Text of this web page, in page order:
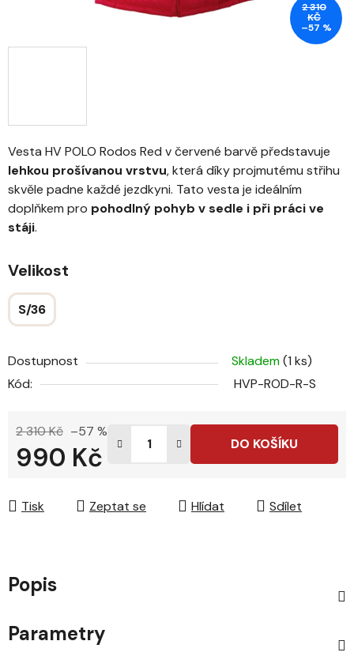
Vesta HV POLO Rodos Red v červené barvě představuje
lehkou prošívanou vrstvu, která díky projmutému střihu
skvěle padne každé jezdkyni. Tato vesta je ideálním
doplňkem pro pohodlný pohyb v sedle i při práci ve
stáji.
Velikost
S/36
Dostupnost Skladem(1 ks)
Kód:
HVP-ROD-R-S
2 310 Kč –57 %
990 Kč DO KOŠÍKU
Tisk Zeptat se Hlídat Sdílet
2 310
KČ
–57 %
Popis
Parametry